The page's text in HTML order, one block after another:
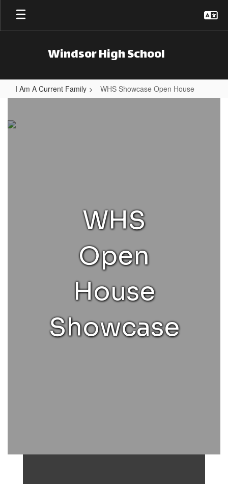
Skip to main content
Windsor High School
I Am A Current Family WHS Showcase Open House
WHS
Open
House
Showcase